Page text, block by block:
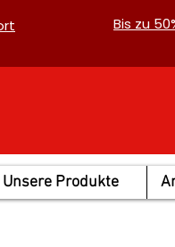
Bis zu
Unsere Produkte